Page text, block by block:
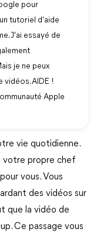
pour
tutoriel d'aide
J'ai essayé de
je ne peux
AIDE !
Apple
vie quotidienne.
votre propre chef
vous. Vous
des vidéos sur
que la vidéo de
Ce passage vous